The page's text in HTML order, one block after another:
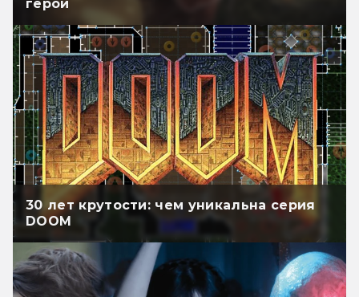
герои
30 лет крутости: чем уникальна серия
DOOM